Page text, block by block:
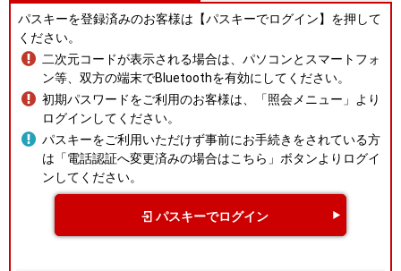
パスキーを登録済みのお客様は【パスキーでログイン】を押して
ください。
二次元コードが表示される場合は、パソコンとスマートフォ
ン等、双方の端末でBluetoothを有効にしてください。
初期パスワードをご利用のお客様は、「照会メニュー」より
ログインしてください。
パスキーをご利用いただけず事前にお手続きをされている方
は「電話認証へ変更済みの場合はこちら」ボタンよりログイ
ンしてください。
パスキーでログイン